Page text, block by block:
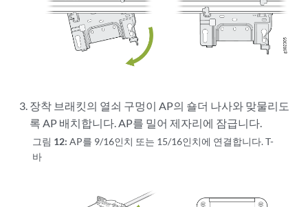
장착 브래킷의 열쇠 구멍이 AP의 숄더 나사와 맞물리도
록 AP 배치합니다. AP를 밀어 제자리에 잠급니다.
그림 12:AP를 9/16인치 또는 15/16인치에 연결합니다. T-
바